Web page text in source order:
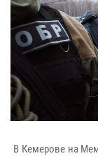
В Кемерове на